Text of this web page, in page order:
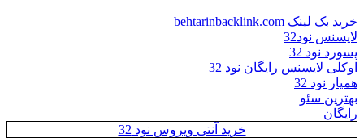
خرید بک لینک behtarinbacklink.com
لایسنس نود32
پسورد نود 32
اوکلی لایسنس رایگان نود 32
همیار نود 32
بهترین سئو
رایگان
خرید آنتی ویروس نود 32